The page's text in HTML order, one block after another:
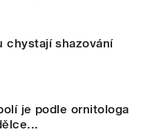
chystají shazování
je podle ornitologa